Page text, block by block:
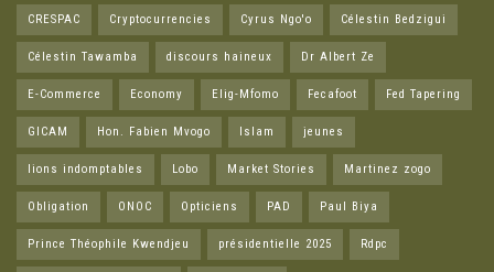
CRESPAC Cryptocurrencies Cyrus Ngo'o Célestin Bedzigui
Célestin Tawamba discours haineux Dr Albert Ze
E-Commerce Economy Elig-Mfomo Fecafoot Fed Tapering
GICAM Hon. Fabien Mvogo Islam jeunes
lions indomptables Lobo Market Stories Martinez zogo
Obligation ONOC Opticiens PAD Paul Biya
Prince Théophile Kwendjeu présidentielle 2025 Rdpc